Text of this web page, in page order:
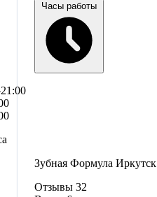
Часы работы
Зубная Формула Иркутск
Отзывы 32